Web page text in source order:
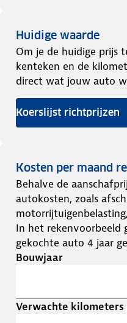
Huidige waarde
Om je de huidige prijs
kenteken en de
direct wat jouw auto
Koerslijst richtprijzen
Kosten per maand
Behalve de
autokosten, zoals
In het rekenvoorbeeld
gekochte auto 4 jaar
Bouwjaar
Verwachte